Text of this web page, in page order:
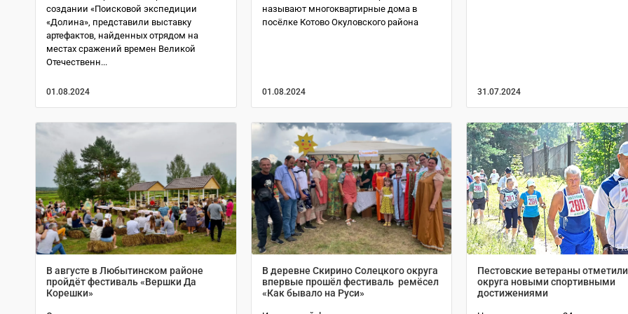
создании «Поисковой экспедиции
«Долина», представили выставку
артефактов, найденных отрядом на
местах сражений времен Великой
Отечественн...
01.08.2024
называют многоквартирные дома в
посёлке Котово Окуловского района
01.08.2024 31.07.2024
В августе в Любытинском районе
пройдёт фестиваль «Вершки Да
Корешки»
В деревне Скирино Солецкого округа
впервые прошёл фестиваль ремёсел
«Как бывало на Руси»
Пестовские ветераны
округа новыми спортивными
достижениями